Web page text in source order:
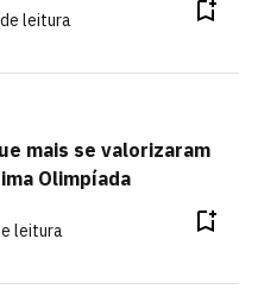
leitura
mais se valorizaram
Olimpíada
leitura